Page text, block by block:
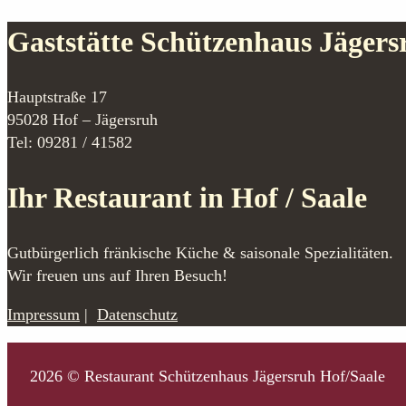
Gaststätte Schützenhaus
Hauptstraße 17
95028 Hof – Jägersruh
Tel: 09281 / 41582
Ihr Restaurant in Hof / Saale
Gutbürgerlich fränkische Küche & saisonale Spezialitäten.
Wir freuen uns auf Ihren Besuch!
Impressum | Datenschutz
2026 © Restaurant Schützenhaus Jägersruh Hof/Saale